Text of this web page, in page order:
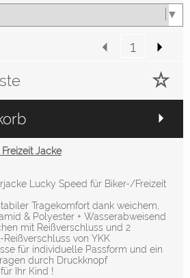
Jacke
Lucky Speed für Biker-/Freizeit
Tragekomfort dank weichem,
& Polyester + Wasserabweisend
mit Reißverschluss und 2
Reißverschluss von YKK
für individuelle Passform und ein
durch Druckknopf
Ihr Kind !